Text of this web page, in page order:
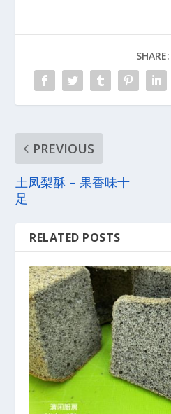
SHARE:
PREVIOUS
土凤梨酥 – 果香味十
足
RELATED POSTS